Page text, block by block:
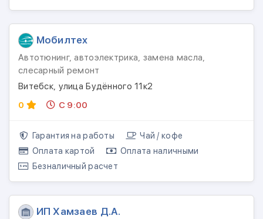
Мобилтех
Автотюнинг, автоэлектрика, замена масла,
слесарный ремонт
Витебск, улица Будённого 11к2
0
С 9:00
Гарантия на работы
Чай / кофе
Оплата картой
Оплата наличными
Безналичный расчет
ИП Хамзаев Д.А.